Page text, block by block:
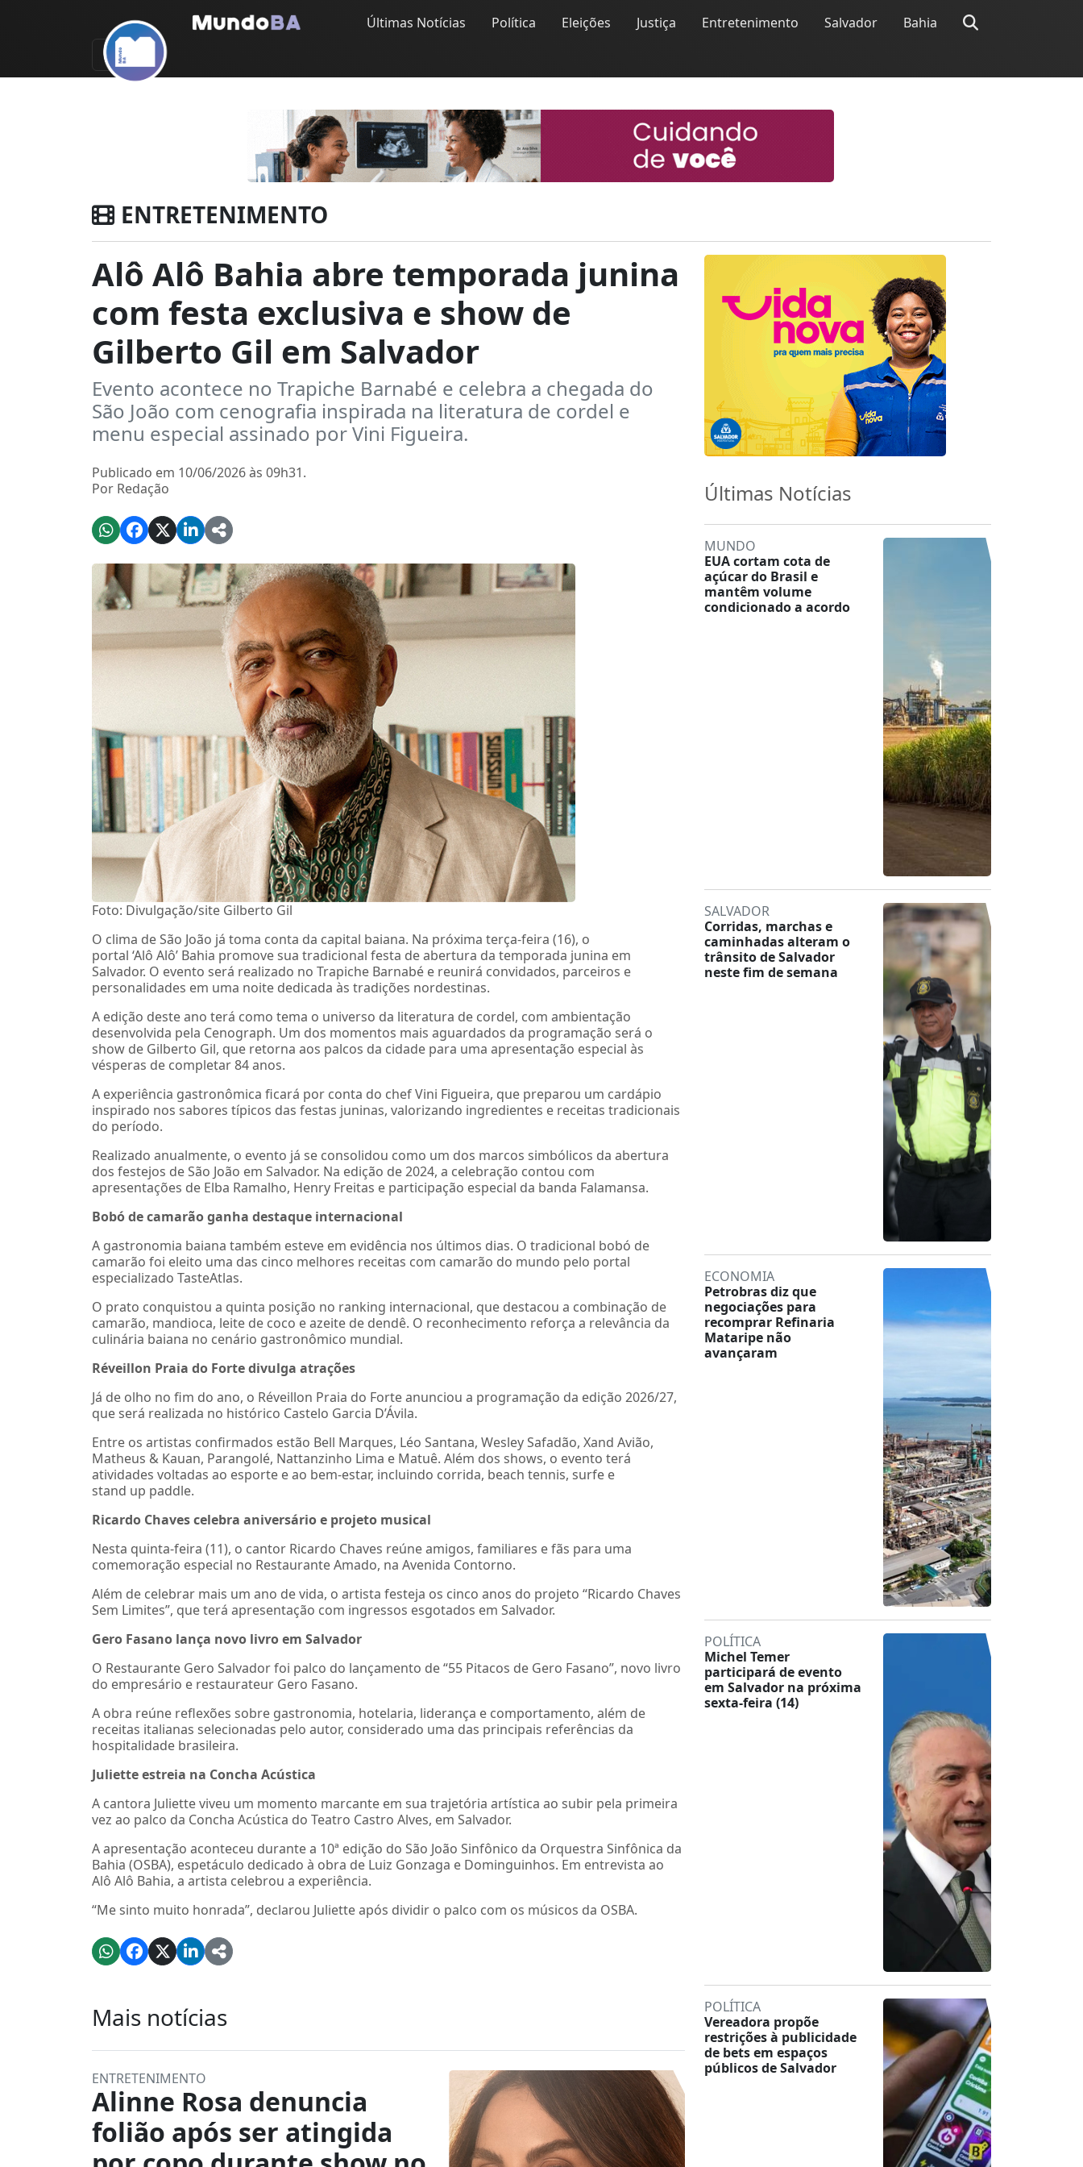
Últimas Notícias Política Eleições Justiça Entretenimento Salvador Bahia
ENTRETENIMENTO
Alô Alô Bahia abre temporada junina
com festa exclusiva e show de
Gilberto Gil em Salvador
Evento acontece no Trapiche Barnabé e celebra a chegada do
São João com cenografia inspirada na literatura de cordel e
menu especial assinado por Vini Figueira.
Publicado em 10/06/2026 às 09h31.
Por Redação
Foto: Divulgação/site Gilberto Gil
O clima de São João já toma conta da capital baiana. Na próxima terça-feira (16), o
portal ‘Alô Alô’ Bahia promove sua tradicional festa de abertura da temporada junina em
Salvador. O evento será realizado no Trapiche Barnabé e reunirá convidados, parceiros e
personalidades em uma noite dedicada às tradições nordestinas.
A edição deste ano terá como tema o universo da literatura de cordel, com ambientação
desenvolvida pela Cenograph. Um dos momentos mais aguardados da programação será o
show de Gilberto Gil, que retorna aos palcos da cidade para uma apresentação especial às
vésperas de completar 84 anos.
A experiência gastronômica ficará por conta do chef Vini Figueira, que preparou um cardápio
inspirado nos sabores típicos das festas juninas, valorizando ingredientes e receitas tradicionais
do período.
Realizado anualmente, o evento já se consolidou como um dos marcos simbólicos da abertura
dos festejos de São João em Salvador. Na edição de 2024, a celebração contou com
apresentações de Elba Ramalho, Henry Freitas e participação especial da banda Falamansa.
Bobó de camarão ganha destaque internacional
A gastronomia baiana também esteve em evidência nos últimos dias. O tradicional bobó de
camarão foi eleito uma das cinco melhores receitas com camarão do mundo pelo portal
especializado TasteAtlas.
O prato conquistou a quinta posição no ranking internacional, que destacou a combinação de
camarão, mandioca, leite de coco e azeite de dendê. O reconhecimento reforça a relevância da
culinária baiana no cenário gastronômico mundial.
Réveillon Praia do Forte divulga atrações
Já de olho no fim do ano, o Réveillon Praia do Forte anunciou a programação da edição 2026/27,
que será realizada no histórico Castelo Garcia D’Ávila.
Entre os artistas confirmados estão Bell Marques, Léo Santana, Wesley Safadão, Xand Avião,
Matheus & Kauan, Parangolé, Nattanzinho Lima e Matuê. Além dos shows, o evento terá
atividades voltadas ao esporte e ao bem-estar, incluindo corrida, beach tennis, surfe e
stand up paddle.
Ricardo Chaves celebra aniversário e projeto musical
Nesta quinta-feira (11), o cantor Ricardo Chaves reúne amigos, familiares e fãs para uma
comemoração especial no Restaurante Amado, na Avenida Contorno.
Além de celebrar mais um ano de vida, o artista festeja os cinco anos do projeto “Ricardo Chaves
Sem Limites”, que terá apresentação com ingressos esgotados em Salvador.
Gero Fasano lança novo livro em Salvador
O Restaurante Gero Salvador foi palco do lançamento de “55 Pitacos de Gero Fasano”, novo livro
do empresário e restaurateur Gero Fasano.
A obra reúne reflexões sobre gastronomia, hotelaria, liderança e comportamento, além de
receitas italianas selecionadas pelo autor, considerado uma das principais referências da
hospitalidade brasileira.
Juliette estreia na Concha Acústica
A cantora Juliette viveu um momento marcante em sua trajetória artística ao subir pela primeira
vez ao palco da Concha Acústica do Teatro Castro Alves, em Salvador.
A apresentação aconteceu durante a 10ª edição do São João Sinfônico da Orquestra Sinfônica da
Bahia (OSBA), espetáculo dedicado à obra de Luiz Gonzaga e Dominguinhos. Em entrevista ao
Alô Alô Bahia, a artista celebrou a experiência.
“Me sinto muito honrada”, declarou Juliette após dividir o palco com os músicos da OSBA.
Mais notícias
ENTRETENIMENTO
Alinne Rosa denuncia
folião após ser atingida
Últimas Notícias
MUNDO
EUA cortam cota de
açúcar do Brasil e
mantêm volume
condicionado a acordo
SALVADOR
Corridas, marchas e
caminhadas alteram o
trânsito de Salvador
neste fim de semana
ECONOMIA
Petrobras diz que
negociações para
recomprar Refinaria
Mataripe não
avançaram
POLÍTICA
Michel Temer
participará de evento
em Salvador na próxima
sexta-feira (14)
POLÍTICA
Vereadora propõe
restrições à publicidade
de bets em espaços
públicos de Salvador